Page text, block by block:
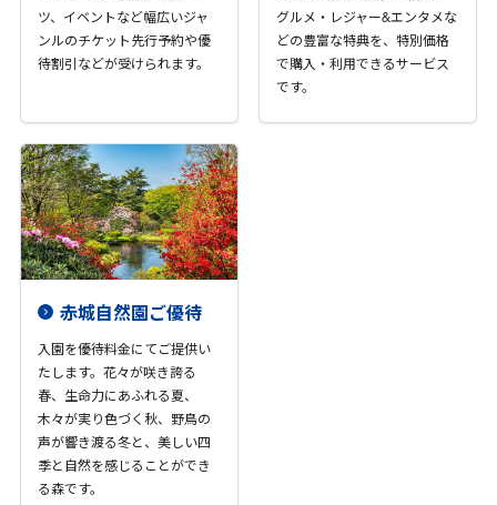
ツ、イベントなど幅広いジャ
ンルのチケット先行予約や優
待割引などが受けられます。
グルメ・レジャー&エンタメな
どの豊富な特典を、特別価格
で購入・利用できるサービス
です。
赤城自然園ご優待
入園を優待料金にてご提供い
たします。花々が咲き誇る
春、生命力にあふれる夏、
木々が実り色づく秋、野鳥の
声が響き渡る冬と、美しい四
季と自然を感じることができ
る森です。